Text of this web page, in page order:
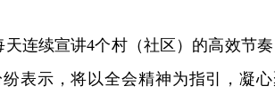
连续宣讲4个村（社区）的高效节
表示，将以全会精神为指引，凝